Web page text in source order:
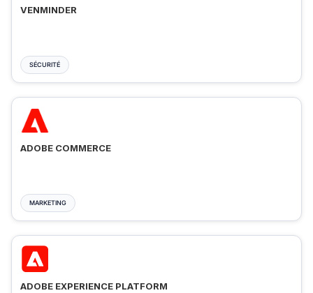
VENMINDER
SÉCURITÉ
ADOBE COMMERCE
MARKETING
ADOBE EXPERIENCE PLATFORM